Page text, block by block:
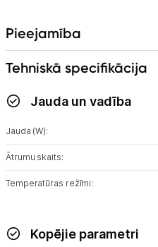
Pieejamība
Tehniskā specifikācija
Jauda un vadība
Jauda (W):
Ātrumu skaits:
Temperatūras režīmi:
Kopējie parametri